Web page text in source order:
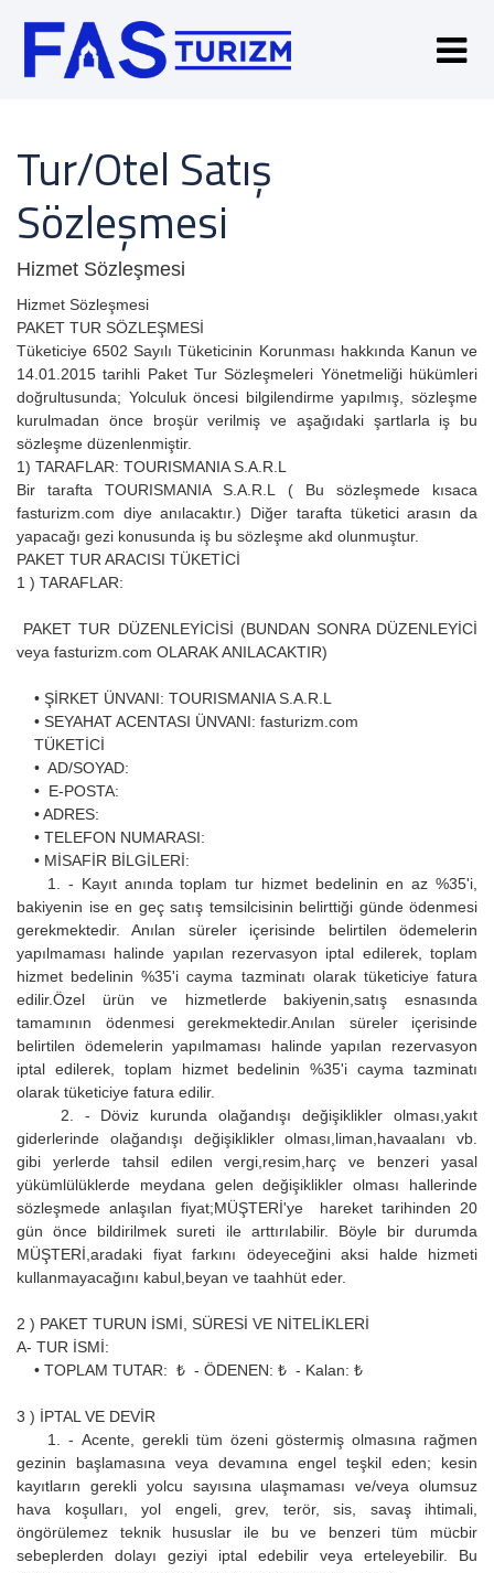
Tur/Otel Satış
Sözleşmesi
Hizmet Sözleşmesi
Hizmet Sözleşmesi
PAKET TUR SÖZLEŞMESİ
Tüketiciye 6502 Sayılı Tüketicinin Korunması hakkında Kanun ve
14.01.2015 tarihli Paket Tur Sözleşmeleri Yönetmeliği hükümleri
doğrultusunda; Yolculuk öncesi bilgilendirme yapılmış, sözleşme
kurulmadan önce broşür verilmiş ve aşağıdaki şartlarla iş bu
sözleşme düzenlenmiştir.
1) TARAFLAR: TOURISMANIA S.A.R.L
Bir tarafta TOURISMANIA S.A.R.L ( Bu sözleşmede kısaca
fasturizm.com diye anılacaktır.) Diğer tarafta tüketici arasın da
yapacağı gezi konusunda iş bu sözleşme akd olunmuştur.
PAKET TUR ARACISI TÜKETİCİ
1 ) TARAFLAR:
PAKET TUR DÜZENLEYİCİSİ (BUNDAN SONRA DÜZENLEYİCİ
veya fasturizm.com OLARAK ANILACAKTIR)
• ŞİRKET ÜNVANI: TOURISMANIA S.A.R.L
• SEYAHAT ACENTASI ÜNVANI: fasturizm.com
TÜKETİCİ
• AD/SOYAD:
• E-POSTA:
• ADRES:
• TELEFON NUMARASI:
• MİSAFİR BİLGİLERİ:
1. - Kayıt anında toplam tur hizmet bedelinin en az %35'i,
bakiyenin ise en geç satış temsilcisinin belirttiği günde ödenmesi
gerekmektedir. Anılan süreler içerisinde belirtilen ödemelerin
yapılmaması halinde yapılan rezervasyon iptal edilerek, toplam
hizmet bedelinin %35'i cayma tazminatı olarak tüketiciye fatura
edilir.Özel ürün ve hizmetlerde bakiyenin,satış esnasında
tamamının ödenmesi gerekmektedir.Anılan süreler içerisinde
belirtilen ödemelerin yapılmaması halinde yapılan rezervasyon
iptal edilerek, toplam hizmet bedelinin %35'i cayma tazminatı
olarak tüketiciye fatura edilir.
2. - Döviz kurunda olağandışı değişiklikler olması,yakıt
giderlerinde olağandışı değişiklikler olması,liman,havaalanı vb.
gibi yerlerde tahsil edilen vergi,resim,harç ve benzeri yasal
yükümlülüklerde meydana gelen değişiklikler olması hallerinde
sözleşmede anlaşılan fiyat;MÜŞTERİ'ye hareket tarihinden 20
gün önce bildirilmek sureti ile arttırılabilir. Böyle bir durumda
MÜŞTERİ,aradaki fiyat farkını ödeyeceğini aksi halde hizmeti
kullanmayacağını kabul,beyan ve taahhüt eder.
2 ) PAKET TURUN İSMİ, SÜRESİ VE NİTELİKLERİ
A- TUR İSMİ:
• TOPLAM TUTAR: ₺ - ÖDENEN: ₺ - Kalan: ₺
3 ) İPTAL VE DEVİR
1. - Acente, gerekli tüm özeni göstermiş olmasına rağmen
gezinin başlamasına veya devamına engel teşkil eden; kesin
kayıtların gerekli yolcu sayısına ulaşmaması ve/veya olumsuz
hava koşulları, yol engeli, grev, terör, sis, savaş ihtimali,
öngörülemez teknik hususlar ile bu ve benzeri tüm mücbir
sebeplerden dolayı geziyi iptal edebilir veya erteleyebilir. Bu